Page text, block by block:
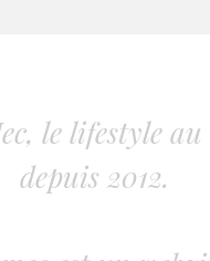
le lifestyle
depuis 2012.